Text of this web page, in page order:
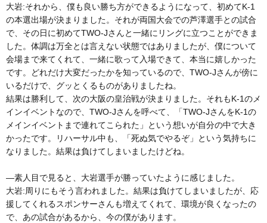
大岩:それから、僕も良い勝ち方ができるようになって、初めてK-1
の本選出場が決まりました。それが両国大会での芦澤選手との試合
で、その日に初めてTWO-Jさんと一緒にリングに立つことができま
した。体調は万全とは言えない状態ではありましたが、僕について
会場まで来てくれて、一緒に歌って入場できて、本当に嬉しかった
です。どれだけ大変だったかを知っているので、TWO-Jさんが傍に
いるだけで、グッとくるものがありましたね。
結果は勝利して、次の大阪の皇治戦が決まりました。それもK-1のメ
インイベントなので、TWO-Jさんを呼べて、「TWO-JさんをK-1の
メインイベントまで連れてこられた」という想いが自分の中で大き
かったです。リハーサル中も、「死ぬ気でやるぞ」という気持ちに
なりました。結果は負けてしまいましたけどね。
―素人目で見ると、大岩選手が勝っていたように感じました。
大岩:周りにもそう言われました。結果は負けてしまいましたが、応
援してくれるスポンサーさんも増えてくれて、環境が良くなったの
で、あの試合があるから、今の僕があります。